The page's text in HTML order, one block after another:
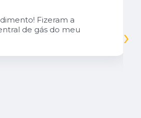
Fizeram a
de gás do meu
›